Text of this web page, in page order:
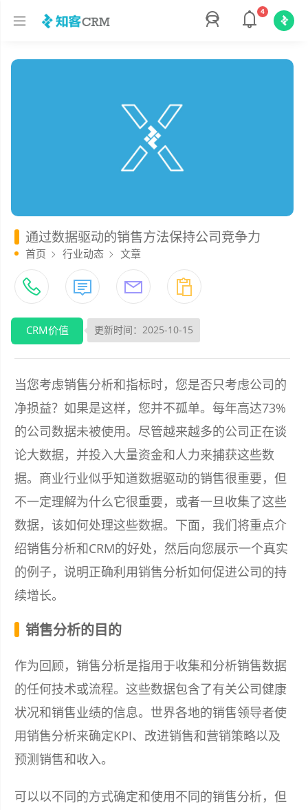
4
通过数据驱动的销售方法保持公司竞争力
首页 行业动态 文章
CRM价值 更新时间：2025-10-15
当您考虑销售分析和指标时，您是否只考虑公司的
净损益？如果是这样，您并不孤单。每年高达73%
的公司数据未被使用。尽管越来越多的公司正在谈
论大数据，并投入大量资金和人力来捕获这些数
据。商业行业似乎知道数据驱动的销售很重要，但
不一定理解为什么它很重要，或者一旦收集了这些
数据，该如何处理这些数据。下面，我们将重点介
绍销售分析和CRM的好处，然后向您展示一个真实
的例子，说明正确利用销售分析如何促进公司的持
续增长。
销售分析的目的
作为回顾，销售分析是指用于收集和分析销售数据
的任何技术或流程。这些数据包含了有关公司健康
状况和销售业绩的信息。世界各地的销售领导者使
用销售分析来确定KPI、改进销售和营销策略以及
预测销售和收入。
可以以不同的方式确定和使用不同的销售分析，但